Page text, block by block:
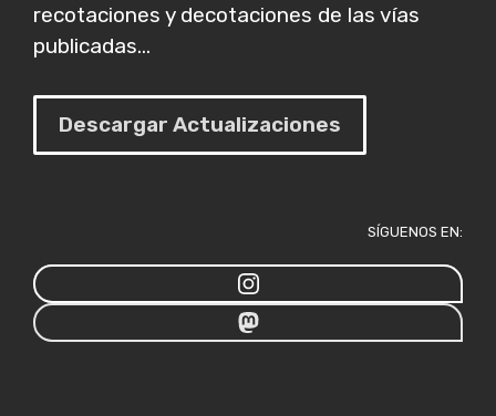
recotaciones y decotaciones de las vías
publicadas...
Descargar Actualizaciones
SÍGUENOS EN: